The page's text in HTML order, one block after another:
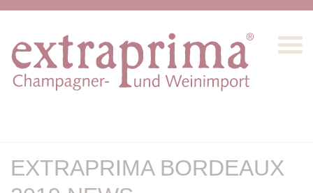
EXTRAPRIMA BORDEAUX